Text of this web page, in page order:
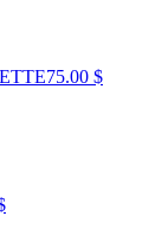
75.00 $